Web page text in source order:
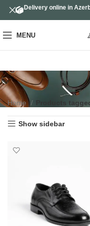
MENU
Home Products
Show sidebar
Delivery online in